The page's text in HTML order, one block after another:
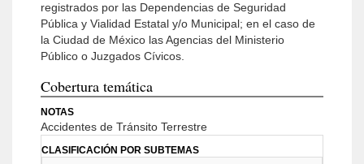
registrados por las Dependencias de Seguridad
Pública y Vialidad Estatal y/o Municipal; en el caso de
la Ciudad de México las Agencias del Ministerio
Público o Juzgados Cívicos.
Cobertura temática
NOTAS
Accidentes de Tránsito Terrestre
CLASIFICACIÓN POR SUBTEMAS